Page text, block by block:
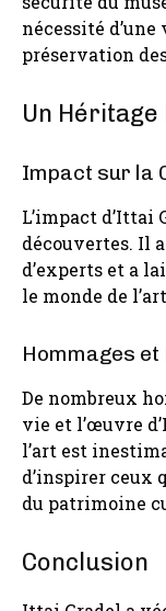
nécessité
préservation
Un
Impact sur la
L’impact d’Ittai
découvertes. Il
d’experts et a
le monde de
Hommages
De nombreux
vie et l’œuvre
l’art est
d’inspirer ceux
du patrimoine
Conclusion